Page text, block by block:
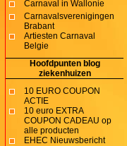
Carnaval in Wallonie
Carnavalsverenigingen
Brabant
Artiesten Carnaval
Belgie
Hoofdpunten blog
ziekenhuizen
10 EURO COUPON
ACTIE
10 euro EXTRA
COUPON CADEAU op
alle producten
EHEC Nieuwsbericht